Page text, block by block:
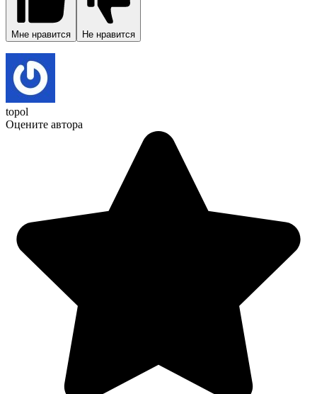
Мне нравится Не нравится
topol
Оцените автора